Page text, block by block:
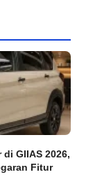
GIIAS 2026,
Fitur